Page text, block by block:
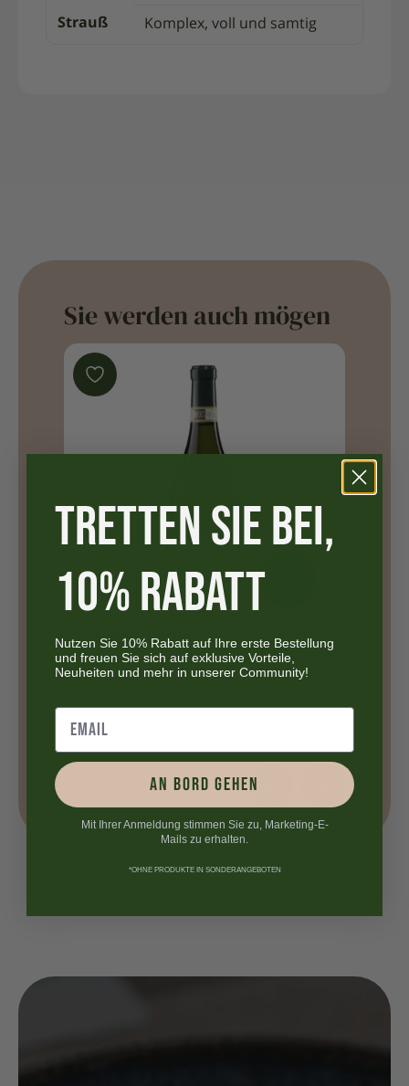
Strauß Komplex, voll und samtig
Sie werden auch mögen
Pecorino Abruzzo -
Marramiero DOC
CHF
16.90.
CHF
TRETTEN SIE BEI,
10% RABATT
Nutzen Sie 10% Rabatt auf Ihre erste Bestellung
und freuen Sie sich auf exklusive Vorteile,
Neuheiten und mehr in unserer Community!
AN BORD GEHEN
Mit Ihrer Anmeldung stimmen Sie zu, Marketing-E-
Mails zu erhalten.
*OHNE PRODUKTE IN SONDERANGEBOTEN